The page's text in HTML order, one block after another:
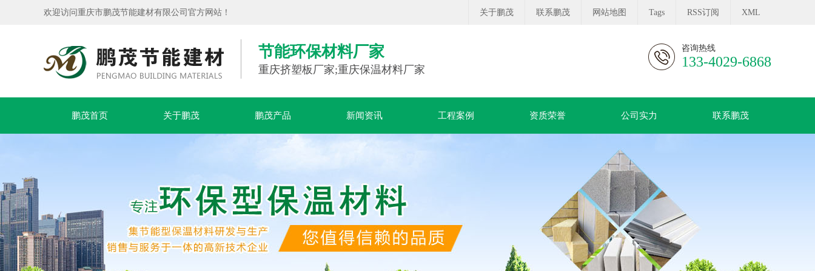
欢迎访问重庆市鹏茂节能建材有限公司官方网站！ 关于鹏茂 联系鹏茂 网站地图 Tags RSS订阅 XML
节能环保材料厂家
重庆挤塑板厂家;重庆保温材料厂家
咨询热线
133-4029-6868
鹏茂首页 关于鹏茂 鹏茂产品 新闻资讯 工程案例 资质荣誉 公司实力 联系鹏茂